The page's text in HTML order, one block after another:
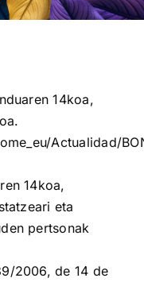
14koa,
Actualidad/
14koa,
eta
pertsonak
2006, de 14 de